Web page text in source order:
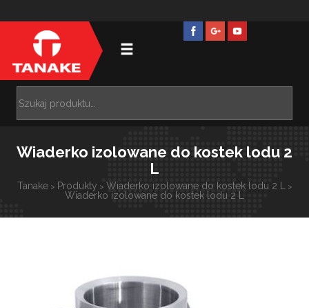
Wiaderko izolowane do kostek lodu 2
L
Tanake> Produkty > Wiaderko izolowane do kostek lodu 2 L >
Wiaderko izolowane do kostek lodu 2 L